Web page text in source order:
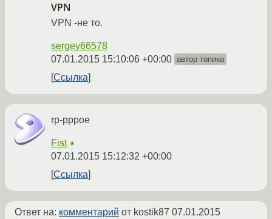
VPN
VPN -не то.
sergey66578
07.01.2015 15:10:06 +00:00 автор топика
Ссылка
rp-pppoe
Fist ★
07.01.2015 15:12:32 +00:00
Ссылка
Ответ на: комментарий от kostik87 07.01.2015